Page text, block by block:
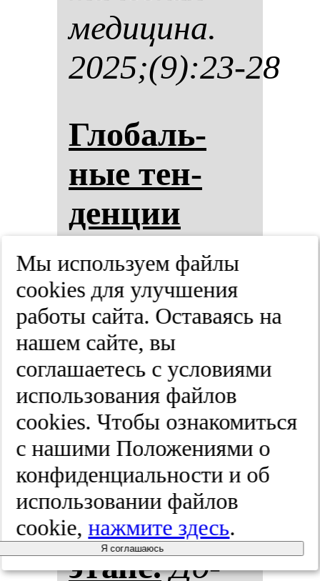
ме­ди­ци­на.
2025;(9):23-28
Гло­баль­
ные тен­
ден­ции
эпи­де­ми­
оло­гии вос­
па­ли­тель­
ных за­бо­ле­
ва­ний ки­
шеч­ни­ка
на сов­ре­
мен­ном
эта­пе. До­
Мы используем файлы
cооkies для улучшения
работы сайта. Оставаясь на
нашем сайте, вы
соглашаетесь с условиями
использования файлов
cооkies. Чтобы ознакомиться
с нашими Положениями о
конфиденциальности и об
использовании файлов
cookie,нажмите здесь.
Я соглашаюсь